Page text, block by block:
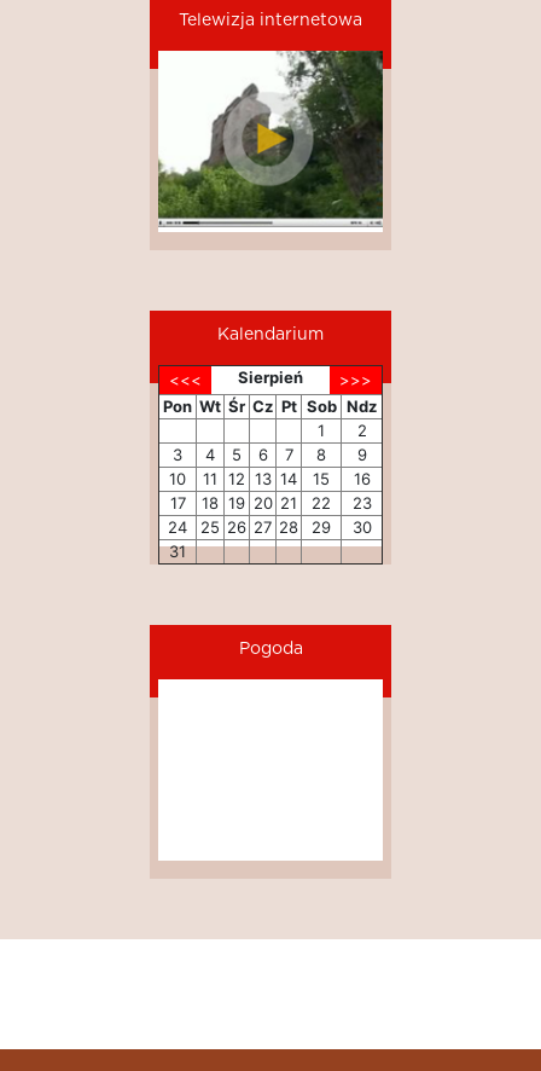
Telewizja internetowa
Kalendarium
Sierpień
Pon Wt Śr Cz Pt Sob Ndz
1
2
3
4 5 6 7 8
9
10
11 12 13 14 15
16
17
18 19 20 21 22
23
24
25 26 27 28 29
30
31
Pogoda